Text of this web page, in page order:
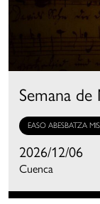
Semana de
EASO ABESBATZA
2026/12/06
Cuenca